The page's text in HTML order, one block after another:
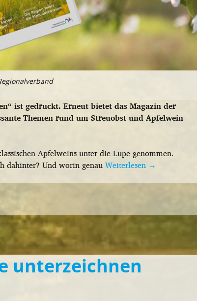
ist gedruckt. Erneut bietet das Magazin der
Themen rund um Streuobst und Apfelwein
Apfelweins unter die Lupe genommen.
dahinter? Und worin genauWeiterlesen →
unterzeichnen